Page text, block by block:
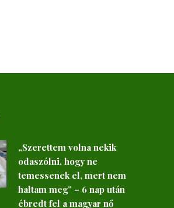
„Szerettem volna nekik
odaszólni, hogy ne
temessenek el, mert nem
haltam meg” – 6 nap után
ébredt fel a magyar nő